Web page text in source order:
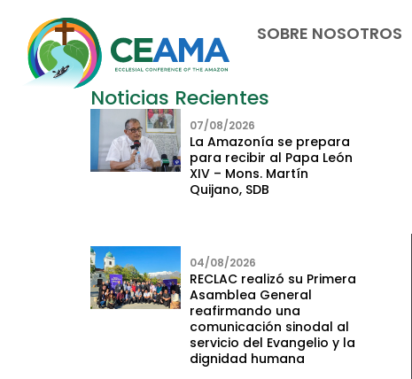
SOBRE NOSOTROS
Noticias Recientes
07/08/2026
La Amazonía se prepara
para recibir al Papa León
XIV – Mons. Martín
Quijano, SDB
04/08/2026
RECLAC realizó su Primera
Asamblea General
reafirmando una
comunicación sinodal al
servicio del Evangelio y la
dignidad humana